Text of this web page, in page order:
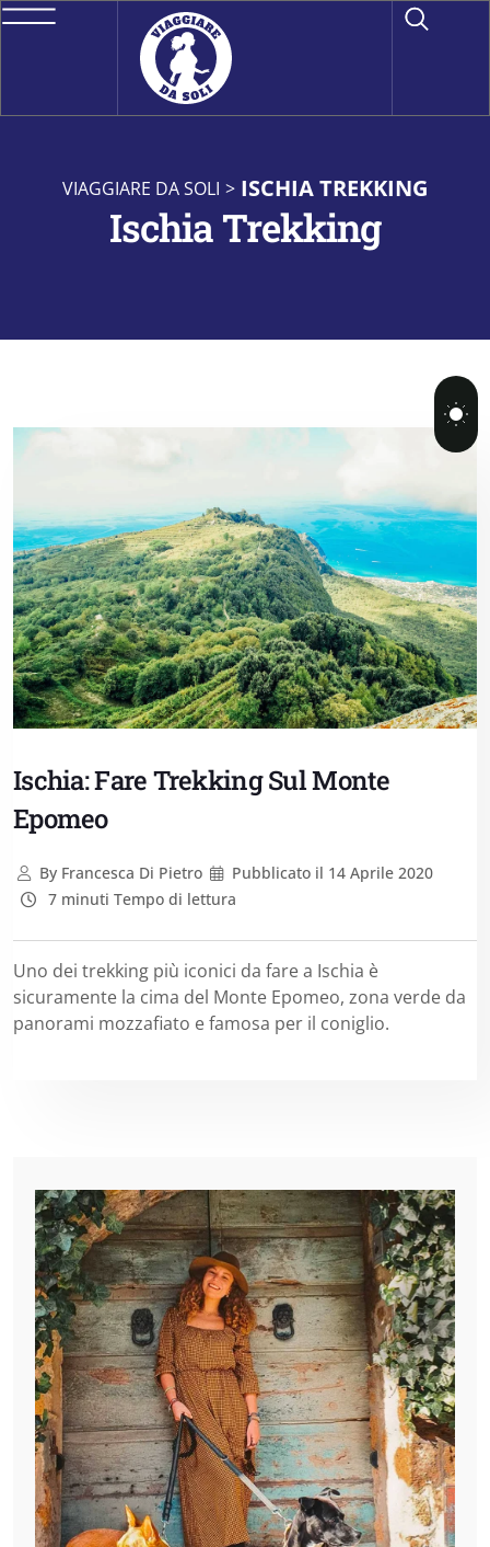
VIAGGIARE DA SOLI > ISCHIA TREKKING
Ischia Trekking
Ischia: Fare Trekking Sul Monte
Epomeo
ByFrancesca Di Pietro Pubblicato il 14 Aprile 2020
7 minuti Tempo di lettura
Uno dei trekking più iconici da fare a Ischia è
sicuramente la cima del Monte Epomeo, zona verde da
panorami mozzafiato e famosa per il coniglio.